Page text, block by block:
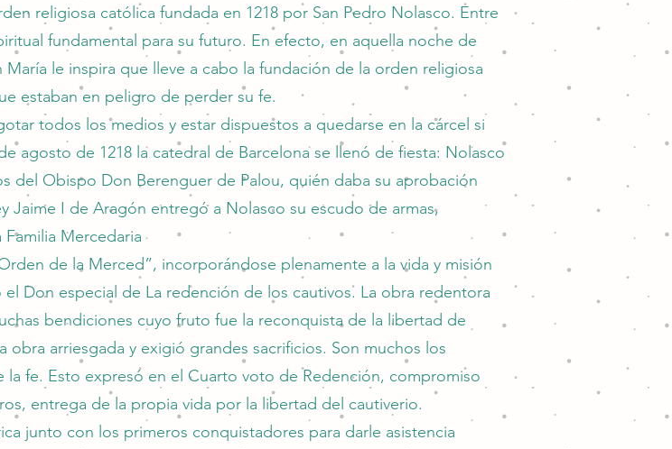
religiosa católica fundada en 1218 por San Pedro Nolasco. Entre
fundamental para su futuro. En efecto, en aquella noche de
le inspira que lleve a cabo la fundación de la orden religiosa
estaban en peligro de perder su fe.
todos los medios y estar dispuestos a quedarse en la cárcel si
agosto de 1218 la catedral de Barcelona se llenó de fiesta: Nolasco
del Obispo Don Berenguer de Palou, quién daba su aprobación
Jaime I de Aragón entregó a Nolasco su escudo de armas,
Mercedaria
de la Merced”, incorporándose plenamente a la vida y misión
Don especial de La redención de los cautivos. La obra redentora
bendiciones cuyo fruto fue la reconquista de la libertad de
arriesgada y exigió grandes sacrificios. Son muchos los
fe. Esto expresó en el Cuarto voto de Redención, compromiso
entrega de la propia vida por la libertad del cautiverio.
junto con los primeros conquistadores para darle asistencia